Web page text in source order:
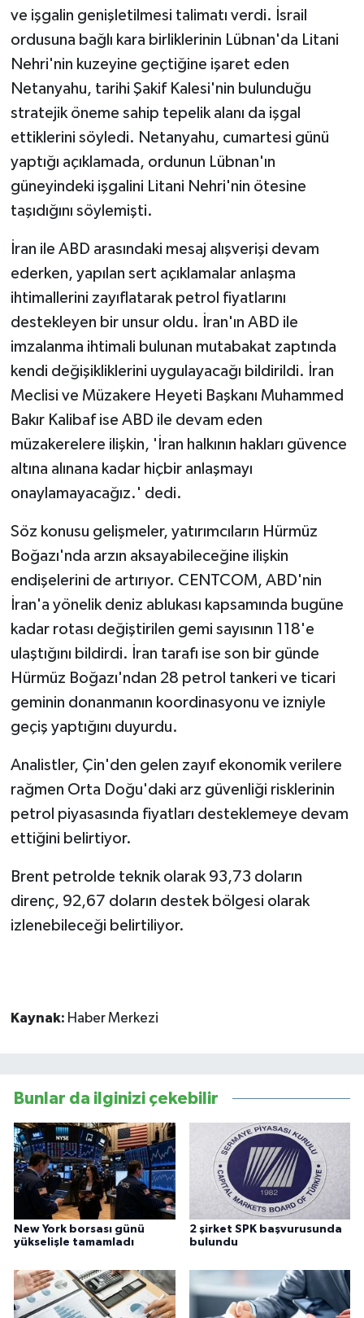
ve işgalin genişletilmesi talimatı verdi. İsrail
ordusuna bağlı kara birliklerinin Lübnan'da Litani
Nehri'nin kuzeyine geçtiğine işaret eden
Netanyahu, tarihi Şakif Kalesi'nin bulunduğu
stratejik öneme sahip tepelik alanı da işgal
ettiklerini söyledi. Netanyahu, cumartesi günü
yaptığı açıklamada, ordunun Lübnan'ın
güneyindeki işgalini Litani Nehri'nin ötesine
taşıdığını söylemişti.
İran ile ABD arasındaki mesaj alışverişi devam
ederken, yapılan sert açıklamalar anlaşma
ihtimallerini zayıflatarak petrol fiyatlarını
destekleyen bir unsur oldu. İran'ın ABD ile
imzalanma ihtimali bulunan mutabakat zaptında
kendi değişikliklerini uygulayacağı bildirildi. İran
Meclisi ve Müzakere Heyeti Başkanı Muhammed
Bakır Kalibaf ise ABD ile devam eden
müzakerelere ilişkin, 'İran halkının hakları güvence
altına alınana kadar hiçbir anlaşmayı
onaylamayacağız.' dedi.
Söz konusu gelişmeler, yatırımcıların Hürmüz
Boğazı'nda arzın aksayabileceğine ilişkin
endişelerini de artırıyor. CENTCOM, ABD'nin
İran'a yönelik deniz ablukası kapsamında bugüne
kadar rotası değiştirilen gemi sayısının 118'e
ulaştığını bildirdi. İran tarafı ise son bir günde
Hürmüz Boğazı'ndan 28 petrol tankeri ve ticari
geminin donanmanın koordinasyonu ve izniyle
geçiş yaptığını duyurdu.
Analistler, Çin'den gelen zayıf ekonomik verilere
rağmen Orta Doğu'daki arz güvenliği risklerinin
petrol piyasasında fiyatları desteklemeye devam
ettiğini belirtiyor.
Brent petrolde teknik olarak 93,73 doların
direnç, 92,67 doların destek bölgesi olarak
izlenebileceği belirtiliyor.
Kaynak: Haber Merkezi
Bunlar da ilginizi çekebilir
New York borsası günü
yükselişle tamamladı
2 şirket SPK başvurusunda
bulundu